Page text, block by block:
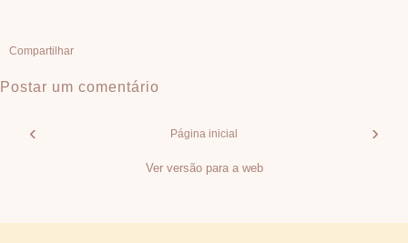
Compartilhar
Postar um comentário
‹ ›
Página inicial
Ver versão para a web